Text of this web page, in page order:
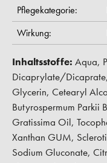
Pflegekategorie:
Wirkung:
Inhaltsstoffe: Aqua,
Dicaprylate/
Glycerin, Cetearyl
Butyrospermum Parkii
Gratissima Oil,
Xanthan GUM,
Sodium Gluconate,